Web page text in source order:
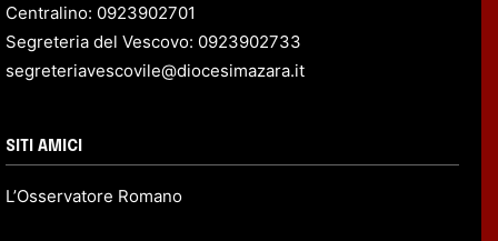
Centralino: 0923902701
Segreteria del Vescovo: 0923902733
segreteriavescovile@diocesimazara.it
SITI AMICI
L’Osservatore Romano